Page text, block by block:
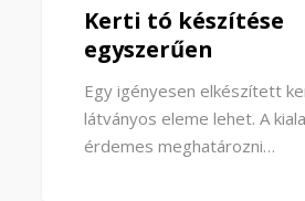
Kerti tó készítése
egyszerűen
Egy igényesen elkészített
látványos eleme lehet. A
érdemes meghatározni…